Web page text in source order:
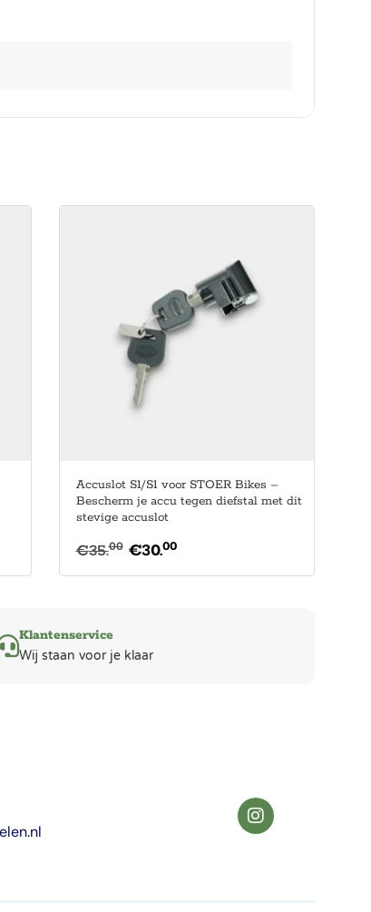
Accuslot S1/S1 voor STOER Bikes –
Bescherm je accu tegen diefstal met dit
stevige accuslot
€35.00 €30.00
Klantenservice
Wij staan voor je klaar